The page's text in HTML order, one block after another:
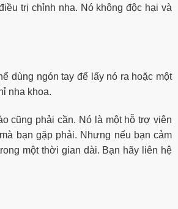
trị chỉnh nha. Nó không độc hại và
dùng ngón tay để lấy nó ra hoặc một
nha khoa.
cũng phải cần. Nó là một hỗ trợ viên
bạn gặp phải. Nhưng nếu bạn cảm
một thời gian dài. Bạn hãy liên hệ